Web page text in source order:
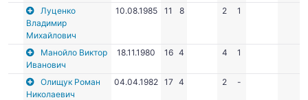
Луценко
Владимир
Михайлович
10.08.1985 11 8 2 1
Манойло Виктор
Иванович
18.11.1980 16 4 4 1
Олищук Роман
Николаевич
04.04.1982 17 4 2 -